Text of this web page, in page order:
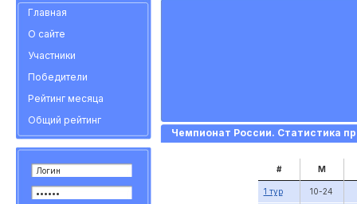
Главная
О сайте
Участники
Победители
Рейтинг месяца
Общий рейтинг
Чемпионат России. Статистика
# М
1 тур 10-24